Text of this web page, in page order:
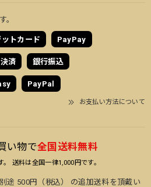
。
ットカード PayPay
済 銀行振込
PayPal
お支払い方法について
い物で全国送料無料
送料は全国一律1,000円です。
途 500円（税込） の追加送料を頂戴い